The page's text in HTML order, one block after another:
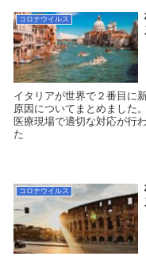
コロナウイルス
イタリアが世界で２番目に
原因についてまとめまし
医療現場で適切な対応が行
た
コロナウイルス